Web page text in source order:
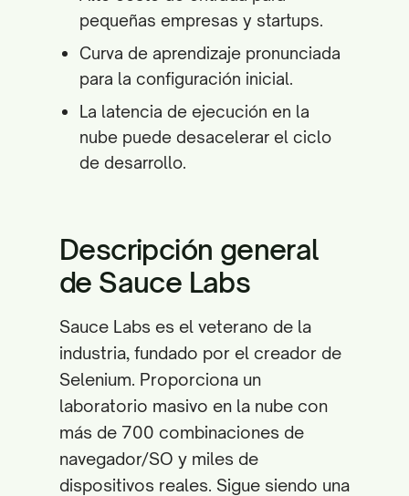
pequeñas empresas y startups.
Curva de aprendizaje pronunciada
para la configuración inicial.
La latencia de ejecución en la
nube puede desacelerar el ciclo
de desarrollo.
Descripción general
de Sauce Labs
Sauce Labs es el veterano de la
industria, fundado por el creador de
Selenium. Proporciona un
laboratorio masivo en la nube con
más de 700 combinaciones de
navegador/SO y miles de
dispositivos reales. Sigue siendo una